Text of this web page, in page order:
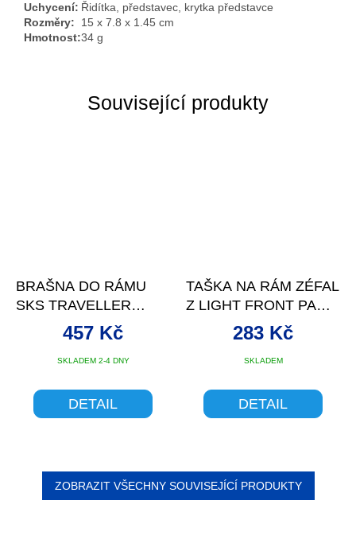
Související produkty
BRAŠNA DO RÁMU
SKS TRAVELLER
SKLADEM 2-4 DNY
457 Kč
DETAIL
TAŠKA NA RÁM ZÉFAL
Z LIGHT FRONT PACK
SKLADEM
283 Kč
DETAIL
ZOBRAZIT VŠECHNY SOUVISEJÍCÍ PRODUKTY
Uchycení: Řidítka, představec, krytka představce
Rozměry:
15 x 7.8 x 1.45 cm
Hmotnost:34 g